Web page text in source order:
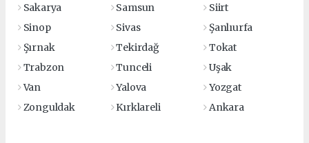
Sakarya
Samsun
Siirt
Sinop
Sivas
Şanlıurfa
Şırnak
Tekirdağ
Tokat
Trabzon
Tunceli
Uşak
Van
Yalova
Yozgat
Zonguldak
Kırklareli Ankara